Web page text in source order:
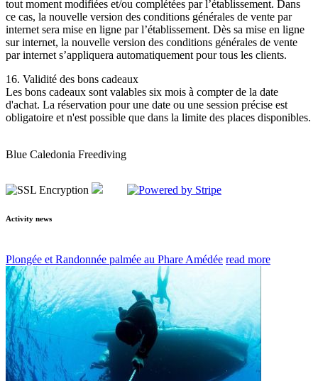
tout moment modifiées et/ou complétées par l’établissement. Dans
ce cas, la nouvelle version des conditions générales de vente par
internet sera mise en ligne par l’établissement. Dès sa mise en ligne
sur internet, la nouvelle version des conditions générales de vente
par internet s’appliquera automatiquement pour tous les clients.
16. Validité des bons cadeaux
Les bons cadeaux sont valables six mois à compter de la date
d'achat. La réservation pour une date ou une session précise est
obligatoire et n'est possible que dans la limite des places disponibles.
Blue Caledonia Freediving
Activity news
Plongée et Randonnée palmée au Phare Amédée read more